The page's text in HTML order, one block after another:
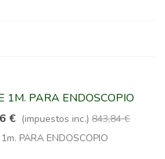
1M. PARA ENDOSCOPIO
€ (impuestos inc.) 843,84 €
PARA ENDOSCOPIO